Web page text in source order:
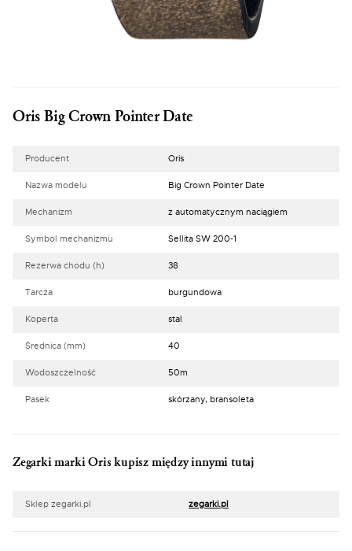
Oris Big Crown Pointer Date
Producent Oris
Nazwa modelu Big Crown Pointer Date
Mechanizm z automatycznym naciągiem
Symbol mechanizmu Sellita SW 200-1
Rezerwa chodu (h) 38
Tarcza burgundowa
Koperta stal
Średnica (mm) 40
Wodoszczelność 50m
Pasek skórzany, bransoleta
Zegarki marki Oris kupisz między innymi tutaj
Sklep zegarki.pl zegarki.pl